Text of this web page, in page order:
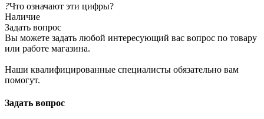
?Что означают эти цифры?
Наличие
Задать вопрос
Вы можете задать любой интересующий вас вопрос по товару
или работе магазина.
Наши квалифицированные специалисты обязательно вам
помогут.
Задать вопрос